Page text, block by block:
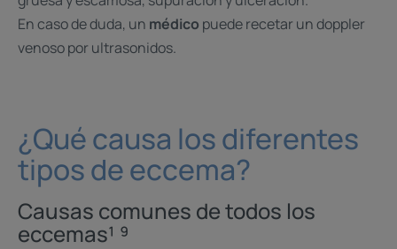
En caso de duda, un médico puede recetar un doppler
venoso por ultrasonidos.
¿Qué causa los diferentes
tipos de eccema?
Causas comunes de todos los
eccemas¹ ⁹